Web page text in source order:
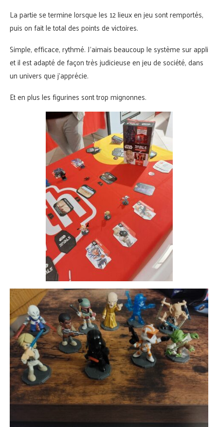
La partie se termine lorsque les 12 lieux en jeu sont remportés,
puis on fait le total des points de victoires.
Simple, efficace, rythmé. J’aimais beaucoup le système sur appli
et il est adapté de façon très judicieuse en jeu de société, dans
un univers que j’apprécie.
Et en plus les figurines sont trop mignonnes.